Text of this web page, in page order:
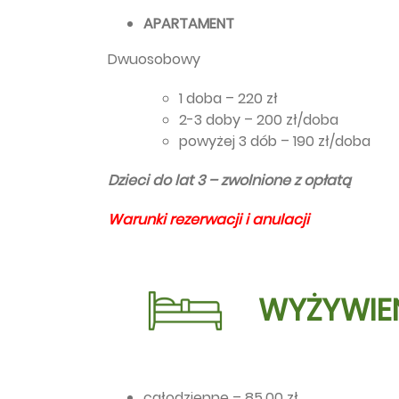
APARTAMENT
Dwuosobowy
1 doba – 220 zł
2-3 doby – 200 zł/doba
powyżej 3 dób – 190 zł/doba
Dzieci do lat 3 – zwolnione z opłatą
Warunki rezerwacji i anulacji